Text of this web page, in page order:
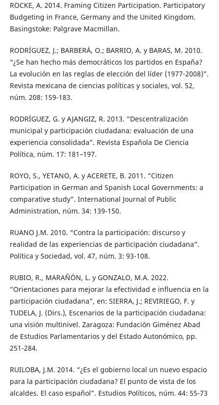
ROCKE, A. 2014. Framing Citizen Participation. Participatory
Budgeting in France, Germany and the United Kingdom.
Basingstoke: Palgrave Macmillan.
RODRÍGUEZ, J.; BARBERÁ, O.; BARRIO, A. y BARAS, M. 2010.
“¿Se han hecho más democráticos los partidos en España?
La evolución en las reglas de elección del líder (1977-2008)”.
Revista mexicana de ciencias políticas y sociales, vol. 52,
núm. 208: 159-183.
RODRÍGUEZ, G. y AJANGIZ, R. 2013. “Descentralización
municipal y participación ciudadana: evaluación de una
experiencia consolidada”. Revista Española De Ciencia
Política, núm. 17: 181–197.
ROYO, S., YETANO, A. y ACERETE, B. 2011. “Citizen
Participation in German and Spanish Local Governments: a
comparative study”. International Journal of Public
Administration, núm. 34: 139-150.
RUANO J.M. 2010. “Contra la participación: discurso y
realidad de las experiencias de participación ciudadana”.
Política y Sociedad, vol. 47, núm. 3: 93-108.
RUBIO, R., MARAÑÓN, L. y GONZALO, M.A. 2022.
“Orientaciones para mejorar la efectividad e influencia en la
participación ciudadana”, en: SIERRA, J.; REVIRIEGO, F. y
TUDELA, J. (Dirs.), Escenarios de la participación ciudadana:
una visión multinivel. Zaragoza: Fundación Giménez Abad
de Estudios Parlamentarios y del Estado Autonómico, pp.
251-284.
RUILOBA, J.M. 2014. “¿Es el gobierno local un nuevo espacio
para la participación ciudadana? El punto de vista de los
alcaldes. El caso español”. Estudios Políticos, núm. 44: 55-73